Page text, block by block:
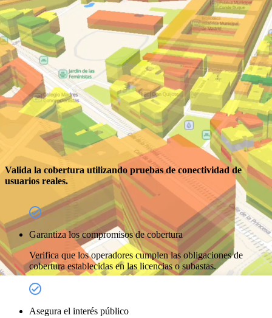
Valida la cobertura utilizando pruebas de conectividad de
usuarios reales.
Garantiza los compromisos de cobertura
Verifica que los operadores cumplen las obligaciones de
cobertura establecidas en las licencias o subastas.
Asegura el interés público